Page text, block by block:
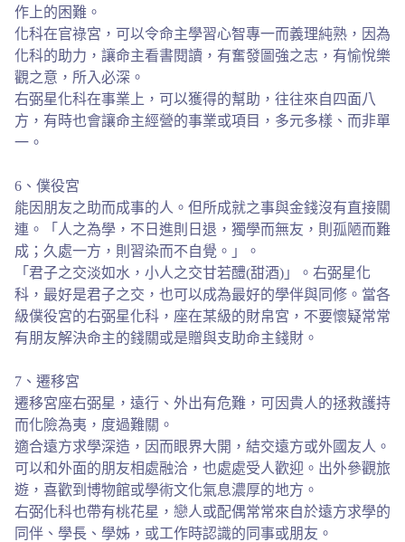
作上的困難。
化科在官祿宮，可以令命主學習心智專一而義理純熟，因為
化科的助力，讓命主看書閱讀，有奮發圖強之志，有愉悅樂
觀之意，所入必深。
右弼星化科在事業上，可以獲得的幫助，往往來自四面八
方，有時也會讓命主經營的事業或項目，多元多樣、而非單
一。
6、僕役宮
能因朋友之助而成事的人。但所成就之事與金錢沒有直接關
連。「人之為學，不日進則日退，獨學而無友，則孤陋而難
成；久處一方，則習染而不自覺。」。
「君子之交淡如水，小人之交甘若醴(甜酒)」。右弼星化
科，最好是君子之交，也可以成為最好的學伴與同修。當各
級僕役宮的右弼星化科，座在某級的財帛宮，不要懷疑常常
有朋友解決命主的錢關或是贈與支助命主錢財。
7、遷移宮
遷移宮座右弼星，遠行、外出有危難，可因貴人的拯救護持
而化險為夷，度過難關。
適合遠方求學深造，因而眼界大開，結交遠方或外國友人。
可以和外面的朋友相處融洽，也處處受人歡迎。出外參觀旅
遊，喜歡到博物館或學術文化氣息濃厚的地方。
右弼化科也帶有桃花星，戀人或配偶常常來自於遠方求學的
同伴、學長、學姊，或工作時認識的同事或朋友。